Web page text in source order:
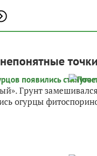
Грунт
огурцы